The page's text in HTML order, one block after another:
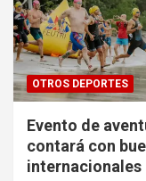
OTROS DEPORTES
Evento de
contará con
internacionales